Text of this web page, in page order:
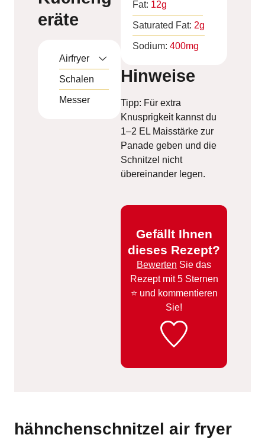
eräte
Airfryer
Schalen
Messer
Fat: 12g
Saturated Fat: 2g
Sodium: 400mg
Hinweise
Tipp: Für extra
Knusprigkeit kannst du
1–2 EL Maisstärke zur
Panade geben und die
Schnitzel nicht
übereinander legen.
Gefällt Ihnen
dieses Rezept?
Bewerten Sie das
Rezept mit 5 Sternen
⭐️ und kommentieren
Sie!
hähnchenschnitzel air fryer